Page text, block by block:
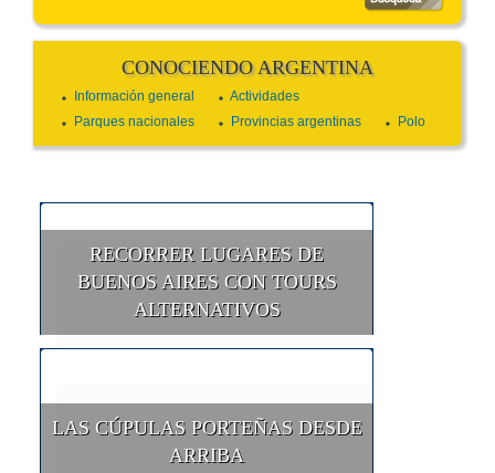
CONOCIENDO ARGENTINA
Información general
Actividades
Parques nacionales
Provincias argentinas Polo
RECORRER LUGARES DE
BUENOS AIRES CON TOURS
ALTERNATIVOS
LAS CÚPULAS PORTEÑAS DESDE
ARRIBA